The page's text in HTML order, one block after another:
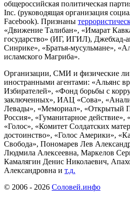
общероссийская политическая
Inc. (руководящая организация
Facebook). Признаны
«Движение Талибан», «Имарат
государство» (ИГ, ИГИЛ),
Синрике», «Братья-мусульмане»,
исламского Магриба».
Организации, СМИ и физические
иностранными агентами: «Альянс
Избирателей», «Фонд борьбы с
заключенных», ИАЦ «Сова»,
Левады», «Мемориал», «Открытый
Россия», «Гуманитарное
«Голос», «Комитет Солдатских
достоинство», «Голос Америки»,
Свобода», Пономарев Лев
Людмила Алексеевна, Маркелов
Камалягин Денис Николаевич,
Александровна и т.д.
© 2006 - 2026 Соловей.инфо